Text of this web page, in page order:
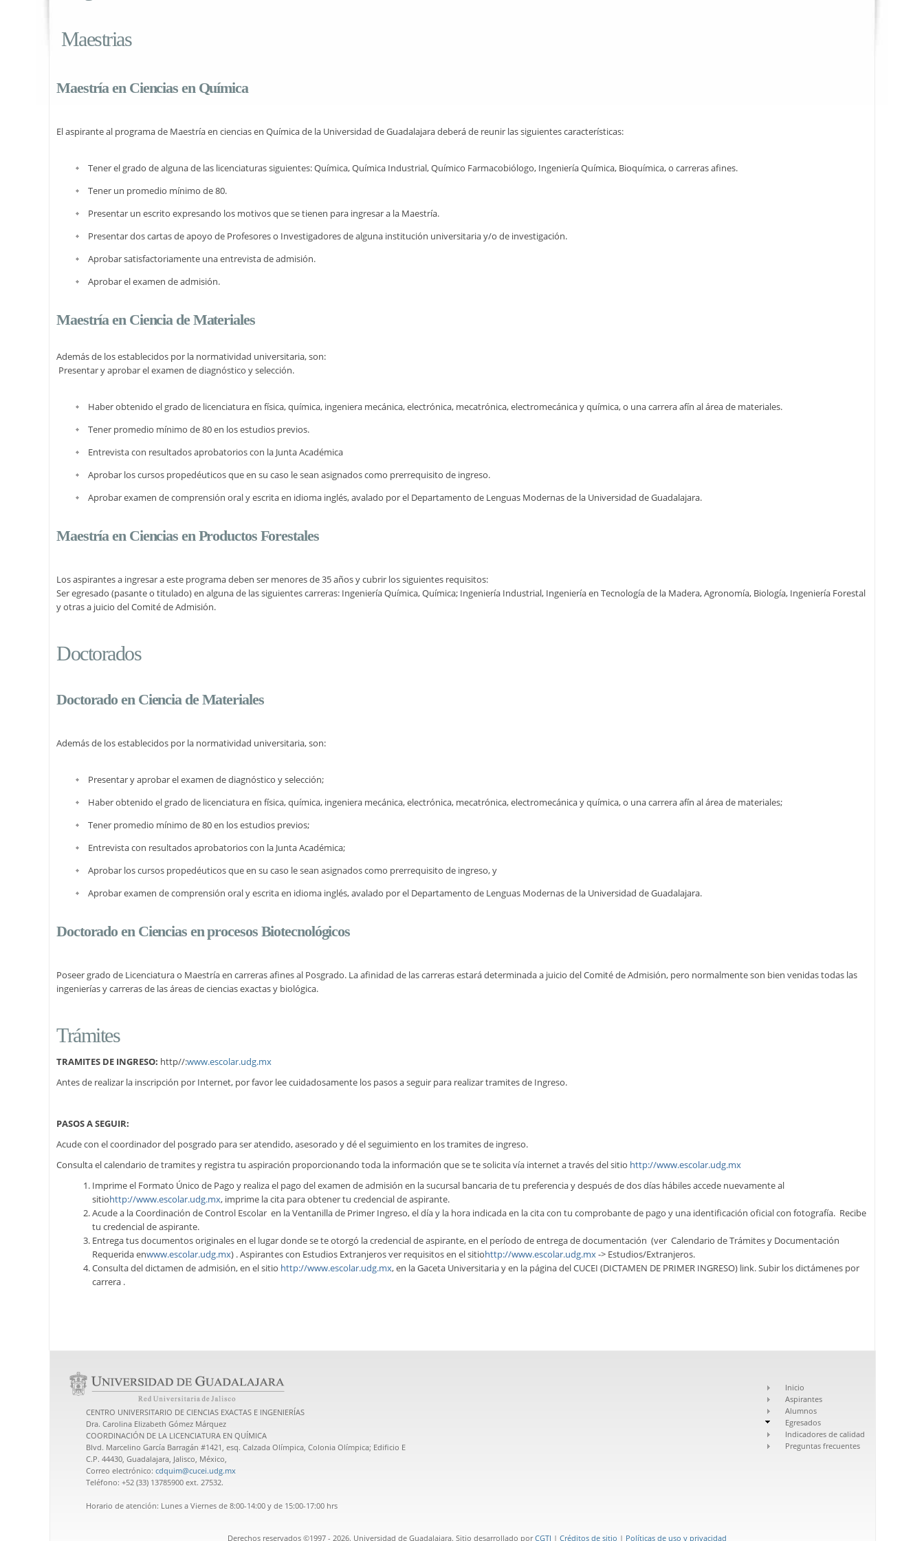
Maestrias
Maestría en Ciencias en Química
El aspirante al programa de Maestría en ciencias en Química de la Universidad de Guadalajara deberá de reunir las siguientes características:
Tener el grado de alguna de las licenciaturas siguientes: Química, Química Industrial, Químico Farmacobiólogo, Ingeniería Química, Bioquímica, o carreras afines.
Tener un promedio mínimo de 80.
Presentar un escrito expresando los motivos que se tienen para ingresar a la Maestría.
Presentar dos cartas de apoyo de Profesores o Investigadores de alguna institución universitaria y/o de investigación.
Aprobar satisfactoriamente una entrevista de admisión.
Aprobar el examen de admisión.
Maestría en Ciencia de Materiales
Además de los establecidos por la normatividad universitaria, son:
Presentar y aprobar el examen de diagnóstico y selección.
Haber obtenido el grado de licenciatura en física, química, ingeniera mecánica, electrónica, mecatrónica, electromecánica y química, o una carrera afín al área de materiales.
Tener promedio mínimo de 80 en los estudios previos.
Entrevista con resultados aprobatorios con la Junta Académica
Aprobar los cursos propedéuticos que en su caso le sean asignados como prerrequisito de ingreso.
Aprobar examen de comprensión oral y escrita en idioma inglés, avalado por el Departamento de Lenguas Modernas de la Universidad de Guadalajara.
Maestría en Ciencias en Productos Forestales
Los aspirantes a ingresar a este programa deben ser menores de 35 años y cubrir los siguientes requisitos:
Ser egresado (pasante o titulado) en alguna de las siguientes carreras: Ingeniería Química, Química; Ingeniería Industrial, Ingeniería en Tecnología de la Madera, Agronomía, Biología, Ingeniería Forestal
y otras a juicio del Comité de Admisión.
Doctorados
Doctorado en Ciencia de Materiales
Además de los establecidos por la normatividad universitaria, son:
Presentar y aprobar el examen de diagnóstico y selección;
Haber obtenido el grado de licenciatura en física, química, ingeniera mecánica, electrónica, mecatrónica, electromecánica y química, o una carrera afín al área de materiales;
Tener promedio mínimo de 80 en los estudios previos;
Entrevista con resultados aprobatorios con la Junta Académica;
Aprobar los cursos propedéuticos que en su caso le sean asignados como prerrequisito de ingreso, y
Aprobar examen de comprensión oral y escrita en idioma inglés, avalado por el Departamento de Lenguas Modernas de la Universidad de Guadalajara.
Doctorado en Ciencias en procesos Biotecnológicos
Poseer grado de Licenciatura o Maestría en carreras afines al Posgrado. La afinidad de las carreras estará determinada a juicio del Comité de Admisión, pero normalmente son bien venidas todas las
ingenierías y carreras de las áreas de ciencias exactas y biológica.
Trámites
TRAMITES DE INGRESO: http//:www.escolar.udg.mx
Antes de realizar la inscripción por Internet, por favor lee cuidadosamente los pasos a seguir para realizar tramites de Ingreso.
PASOS A SEGUIR:
Acude con el coordinador del posgrado para ser atendido, asesorado y dé el seguimiento en los tramites de ingreso.
Consulta el calendario de tramites y registra tu aspiración proporcionando toda la información que se te solicita vía internet a través del sitio http://www.escolar.udg.mx
Imprime el Formato Único de Pago y realiza el pago del examen de admisión en la sucursal bancaria de tu preferencia y después de dos días hábiles accede nuevamente al
sitiohttp://www.escolar.udg.mx, imprime la cita para obtener tu credencial de aspirante.
Acude a la Coordinación de Control Escolar en la Ventanilla de Primer Ingreso, el día y la hora indicada en la cita con tu comprobante de pago y una identificación oficial con fotografía. Recibe
tu credencial de aspirante.
Entrega tus documentos originales en el lugar donde se te otorgó la credencial de aspirante, en el período de entrega de documentación (ver Calendario de Trámites y Documentación
Requerida enwww.escolar.udg.mx) . Aspirantes con Estudios Extranjeros ver requisitos en el sitiohttp://www.escolar.udg.mx-> Estudios/Extranjeros.
Consulta del dictamen de admisión, en el sitio http://www.escolar.udg.mx, en la Gaceta Universitaria y en la página del CUCEI (DICTAMEN DE PRIMER INGRESO) link. Subir los dictámenes por
carrera .
CENTRO UNIVERSITARIO DE CIENCIAS EXACTAS E INGENIERÍAS
Dra. Carolina Elizabeth Gómez Márquez
COORDINACIÓN DE LA LICENCIATURA EN QUÍMICA
Blvd. Marcelino García Barragán #1421, esq. Calzada Olímpica, Colonia Olímpica; Edificio E
C.P. 44430, Guadalajara, Jalisco, México,
Correo electrónico: cdquim@cucei.udg.mx
Teléfono: +52 (33) 13785900 ext. 27532.
Horario de atención: Lunes a Viernes de 8:00-14:00 y de 15:00-17:00 hrs
Inicio
Aspirantes
Alumnos
Egresados
Indicadores de calidad
Preguntas frecuentes
Derechos reservados ©1997 - 2026. Universidad de Guadalajara. Sitio desarrollado porCGTI | Créditos de sitio | Políticas de uso y privacidad